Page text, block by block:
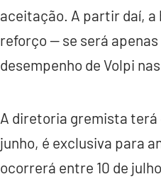
aceitação. A partir daí,
reforço — se será
desempenho de Volpi
A diretoria gremista terá
junho, é exclusiva para
ocorrerá entre 10 de